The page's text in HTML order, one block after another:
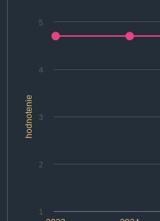
hodnotenie
1
2
3
4
5